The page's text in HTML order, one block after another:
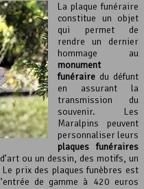
La plaque funéraire
constitue un objet
qui permet de
rendre un dernier
hommage au
monument
funéraire du défunt
en assurant la
transmission du
souvenir. Les
Maralpins peuvent
personnaliser leurs
plaques funéraires
ou un dessin, des motifs, un
prix des plaques funèbres est
de gamme à 420 euros